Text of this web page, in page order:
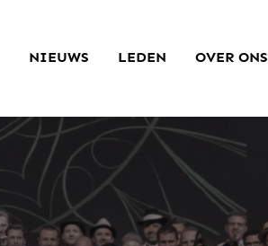
NIEUWS LEDEN OVER ONS